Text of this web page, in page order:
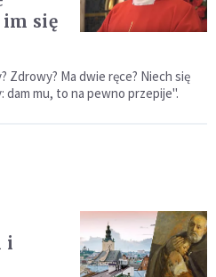
im się
Zdrowy? Ma dwie ręce? Niech się
dam mu, to na pewno przepije".
i